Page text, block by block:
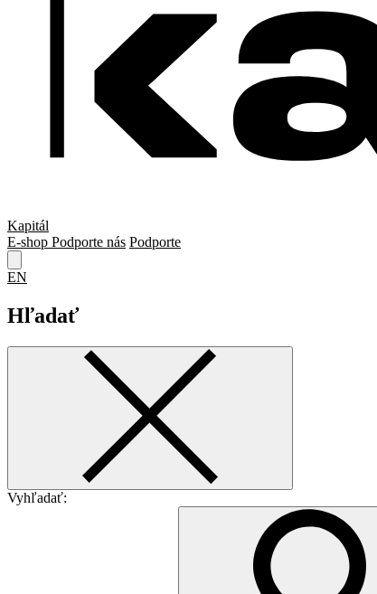
Kapitál
E-shop Podporte nás Podporte
EN
Hľadať
Vyhľadať: